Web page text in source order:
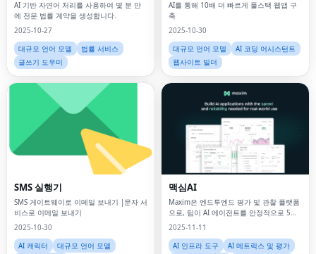
AI 기반 자연어 처리를 사용하여 몇 분 만
에 전문 법률 계약을 생성합니다.
2025-10-27
대규모 언어 모델
법률 서비스
글쓰기 도우미
AI를 통해 10배 더 빠르게 풀스택 웹앱 ​​구
축
2025-10-30
대규모 언어 모델
AI 코딩 어시스턴트
웹사이트 빌더
SMS 실행기
SMS 게이트웨이로 이메일 보내기 |문자 서
비스로 이메일 보내기
2025-10-30
AI 캐릭터
대규모 언어 모델
맥심AI
Maxim은 엔드투엔드 평가 및 관찰 플랫폼
으로, 팀이 AI 에이전트를 안정적으로 5배
이상 빠르게 출시할 수 있도록 지원합니다!
2025-11-11
AI 인프라 도구
AI 메트릭스 및 평가